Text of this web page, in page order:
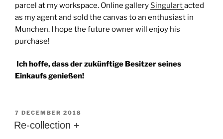
parcel at my workspace. Online gallery Singulartacted
as my agent and sold the canvas to an enthusiast in
Munchen. I hope the future owner will enjoy his
purchase!
Ich hoffe, dass der zukünftige Besitzer seines
Einkaufs genießen!
GEPLAATST
OP
7 DECEMBER 2018
Re-collection +